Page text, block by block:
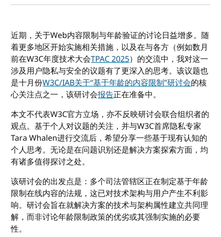
近期，关于Web内容限制与年龄验证的讨论日益增多。随
着更多地区开始实施相关措施，以及在与各方（例如数月
前在W3C年度技术大会TPAC 2025）的交流中，我对这一
涉及用户隐私与安全的议题有了更深入的思考。该议题也
是十月份W3C/IAB关于“基于年龄的内容限制”研讨会的核
心关注点之一，该研讨会报告正在准备中。
本文不代表W3C官方立场，亦不反映研讨会联合组织者的
观点。基于个人对议题的关注，并与W3C首席隐私专家
Tara Whalen进行交流后，希望分享一些基于现有认知的
个人思考。无论是在问题识别还是解决方案探索方面，均
有诸多值得探讨之处。
该研讨会的出发点是：多个司法管辖区正在制定基于年龄
限制在线内容的法规，这已对技术架构与用户产生不利影
响。研讨会旨在就解决方案的技术与架构属性建立共同理
解，而非讨论年龄限制政策的优劣或其强制实施的必要
性。